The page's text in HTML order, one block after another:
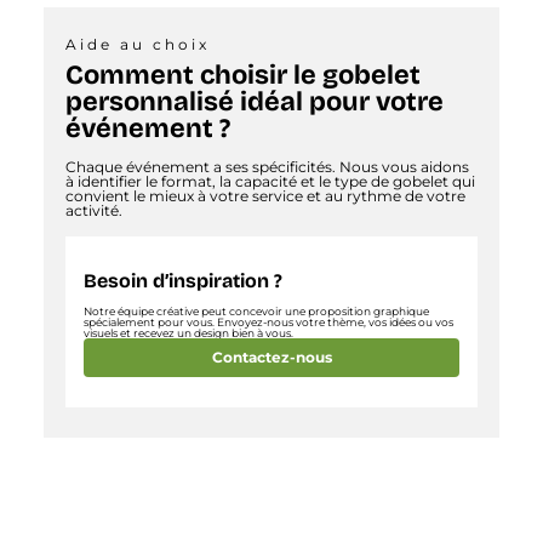
Aide au choix
Comment choisir le gobelet
personnalisé idéal pour votre
événement ?
Chaque événement a ses spécificités. Nous vous aidons
à identifier le format, la capacité et le type de gobelet qui
convient le mieux à votre service et au rythme de votre
activité.
Besoin d’inspiration ?
Notre équipe créative peut concevoir une proposition graphique
spécialement pour vous. Envoyez-nous votre thème, vos idées ou vos
visuels et recevez un design bien à vous.
Contactez-nous